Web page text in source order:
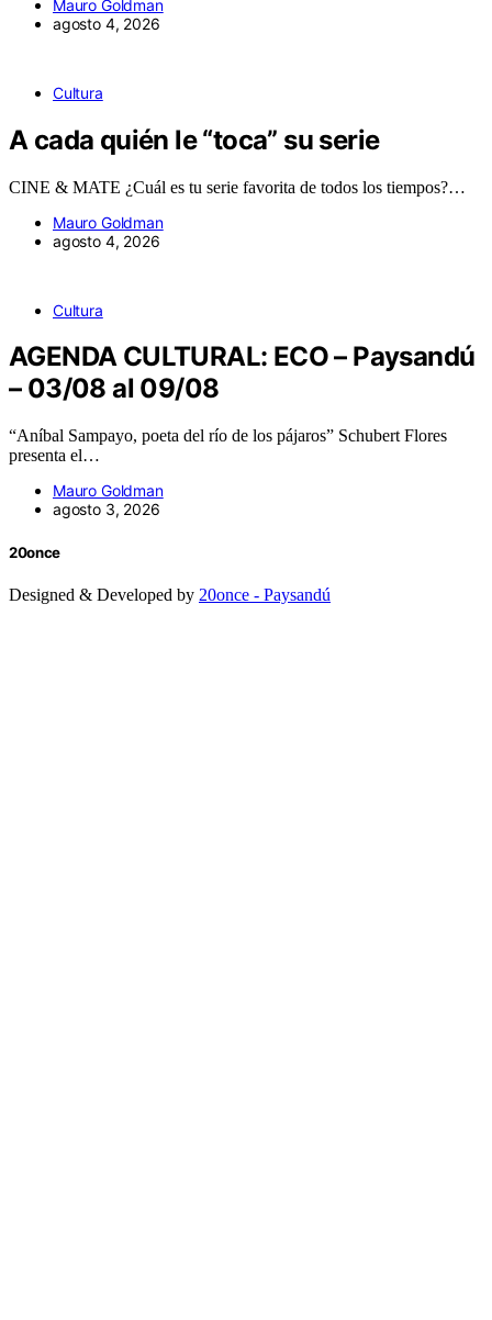
Mauro Goldman
agosto 4, 2026
Cultura
A cada quién le “toca” su serie
CINE & MATE ¿Cuál es tu serie favorita de todos los tiempos?…
Mauro Goldman
agosto 4, 2026
Cultura
AGENDA CULTURAL: ECO – Paysandú
– 03/08 al 09/08
“Aníbal Sampayo, poeta del río de los pájaros” Schubert Flores
presenta el…
Mauro Goldman
agosto 3, 2026
20once
Designed & Developed by 20once - Paysandú